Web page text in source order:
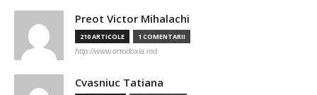
Preot Victor Mihalachi
210 ARTICOLE 1 COMENTARII
http://www.ortodoxia.md
Cvasniuc Tatiana